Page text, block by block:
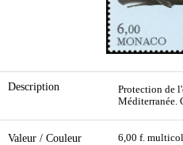
Description
Protection de
Méditerranée.
Valeur / Couleur 6,00 f.